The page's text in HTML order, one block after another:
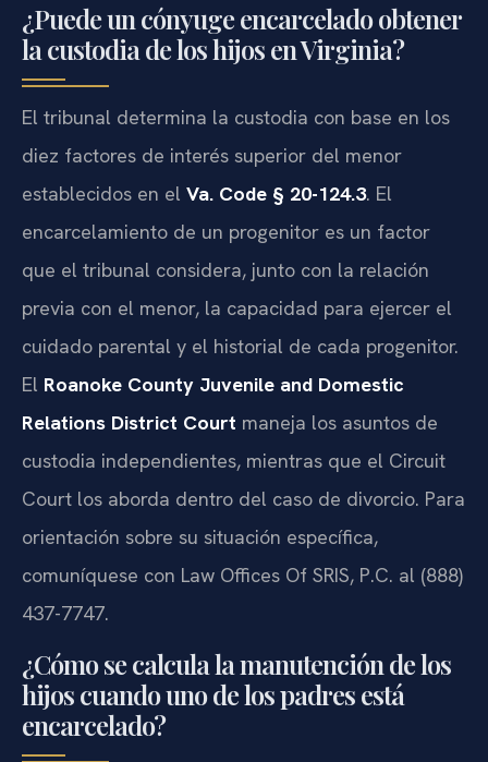
¿Puede un cónyuge encarcelado obtener
la custodia de los hijos en Virginia?
El tribunal determina la custodia con base en los
diez factores de interés superior del menor
establecidos en el Va. Code § 20-124.3. El
encarcelamiento de un progenitor es un factor
que el tribunal considera, junto con la relación
previa con el menor, la capacidad para ejercer el
cuidado parental y el historial de cada progenitor.
El Roanoke County Juvenile and Domestic
Relations District Court maneja los asuntos de
custodia independientes, mientras que el Circuit
Court los aborda dentro del caso de divorcio. Para
orientación sobre su situación específica,
comuníquese con Law Offices Of SRIS, P.C. al (888)
437-7747.
¿Cómo se calcula la manutención de los
hijos cuando uno de los padres está
encarcelado?